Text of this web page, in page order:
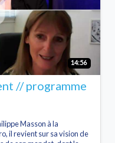
14:56
// programme
Masson à la
il revient sur sa vision de